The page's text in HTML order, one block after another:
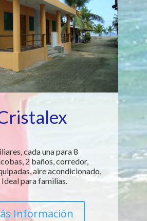
cada una para 8
2 baños, corredor,
aire acondicionado,
para familias.
Información